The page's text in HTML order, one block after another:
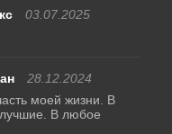
03.07.2025
28.12.2024
моей жизни. В
В любое